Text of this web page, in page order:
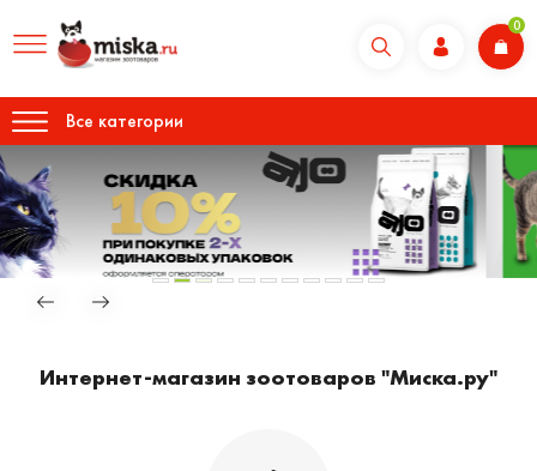
0
Все категории
Интернет-магазин зоотоваров "Миска.ру"